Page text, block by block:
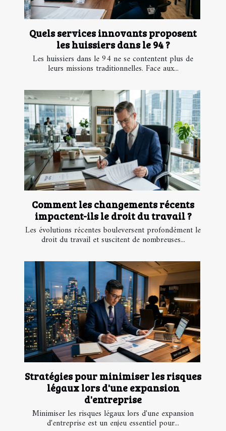
Quels services innovants proposent
les huissiers dans le 94 ?
Les huissiers dans le 94 ne se contentent plus de
leurs missions traditionnelles. Face aux...
Comment les changements récents
impactent-ils le droit du travail ?
Les évolutions récentes bouleversent profondément le
droit du travail et suscitent de nombreuses...
Stratégies pour minimiser les risques
légaux lors d'une expansion
d'entreprise
Minimiser les risques légaux lors d'une expansion
d'entreprise est un enjeu essentiel pour...